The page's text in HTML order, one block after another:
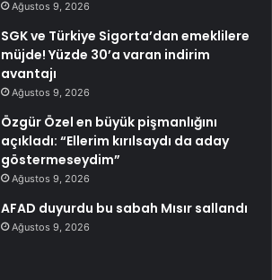
Ağustos 9, 2026
SGK ve Türkiye Sigorta’dan emeklilere
müjde! Yüzde 30’a varan indirim
avantajı
Ağustos 9, 2026
Özgür Özel en büyük pişmanlığını
açıkladı: “Ellerim kırılsaydı da aday
göstermeseydim”
Ağustos 9, 2026
AFAD duyurdu bu sabah Mısır sallandı
Ağustos 9, 2026